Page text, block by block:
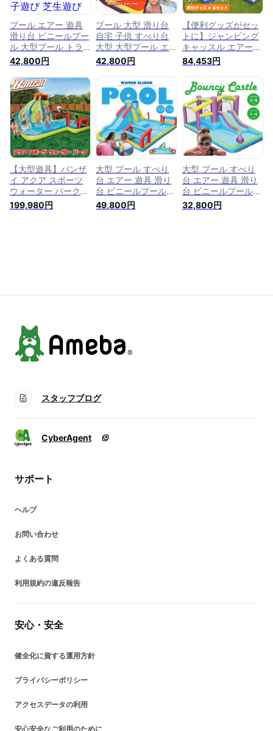
夏休み キッズハウス
プレイハウス
プール エアー 遊具
滑り台 ビニールプー
ル 大型プール トラ
ンポリン すべり台
親子遊び 芝生遊び
大型遊具 エアー遊具
キッズハウス プレイ
ハウス
42,800円
プール 大型 滑り台
自宅 子供 すべり台
大型 大型プール エ
アー 遊具 大型遊具
滑り台 インフレータ
ブル バウンサー&ス
ライド プール ハン
バーガー 大型プール
屋内 屋外 ボールプ
ール ビニールプール
家庭用 ウォータース
ライダー 水遊び
42,800円
【便利グッズがセッ
トに】ジャンピング
キャッスル エアー遊
具 大型 プール 室内
室外 庭 屋外 遊具 エ
アー 遊具 家庭用 大
型遊具 すべり台 家
庭用プール ビニール
プール スライダー
ボールハウス プレイ
ハウス キッズハウス
アウトドア キッズ
子供用 男の子 女の
子 夏
84,453円
【大型遊具】バンザ
イ アクア スポーツ
ウォーター パーク
スライダー付きプー
ル 子供用 家庭用 水
199,980円
大型 プール すべり
台 エアー 遊具 滑り
台 ビニールプール
大型プール トランポ
リン すべり台 大型
49,800円
大型 プール すべり
台 エアー 遊具 滑り
台 ビニールプール
大型プール トランポ
リン すべり台 大型
32,800円
スタッフブログ
CyberAgent
サポート
ヘルプ
お問い合わせ
よくある質問
利用規約の違反報告
安心・安全
健全化に資する運用方針
プライバシーポリシー
アクセスデータの利用
安心安全なご利用のために